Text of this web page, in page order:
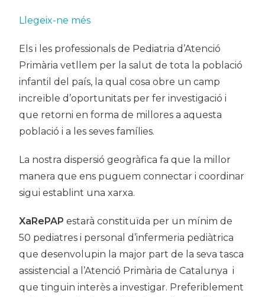
Llegeix-ne més
Els i les professionals de Pediatria d’Atenció
Primària vetllem per la salut de tota la població
infantil del país, la qual cosa obre un camp
increïble d’oportunitats per fer investigació i
que retorni en forma de millores a aquesta
població i a les seves famílies.
La nostra dispersió geogràfica fa que la millor
manera que ens puguem connectar i coordinar
sigui establint una xarxa.
XaRePAP estarà constituïda per un mínim de
50 pediatres i personal d’infermeria pediàtrica
que desenvolupin la major part de la seva tasca
assistencial a l’Atenció Primària de Catalunya i
que tinguin interès a investigar. Preferiblement